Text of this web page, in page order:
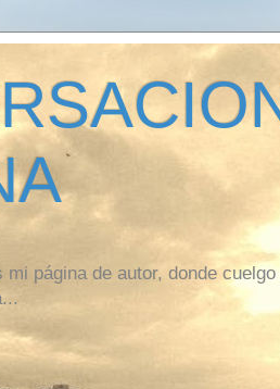
página de autor, donde